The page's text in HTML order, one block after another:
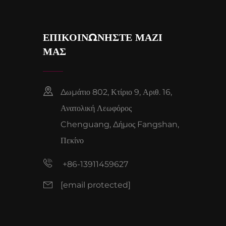
ΕΠΙΚΟΙΝΩΝΉΣΤΕ ΜΑΖΊ
ΜΑΣ
Δωμάτιο 802, Κτίριο 9, Αριθ. 16,
Ανατολική Λεωφόρος
Chenguang, Δήμος Fangshan,
Πεκίνο
+86-13911459627
[email protected]